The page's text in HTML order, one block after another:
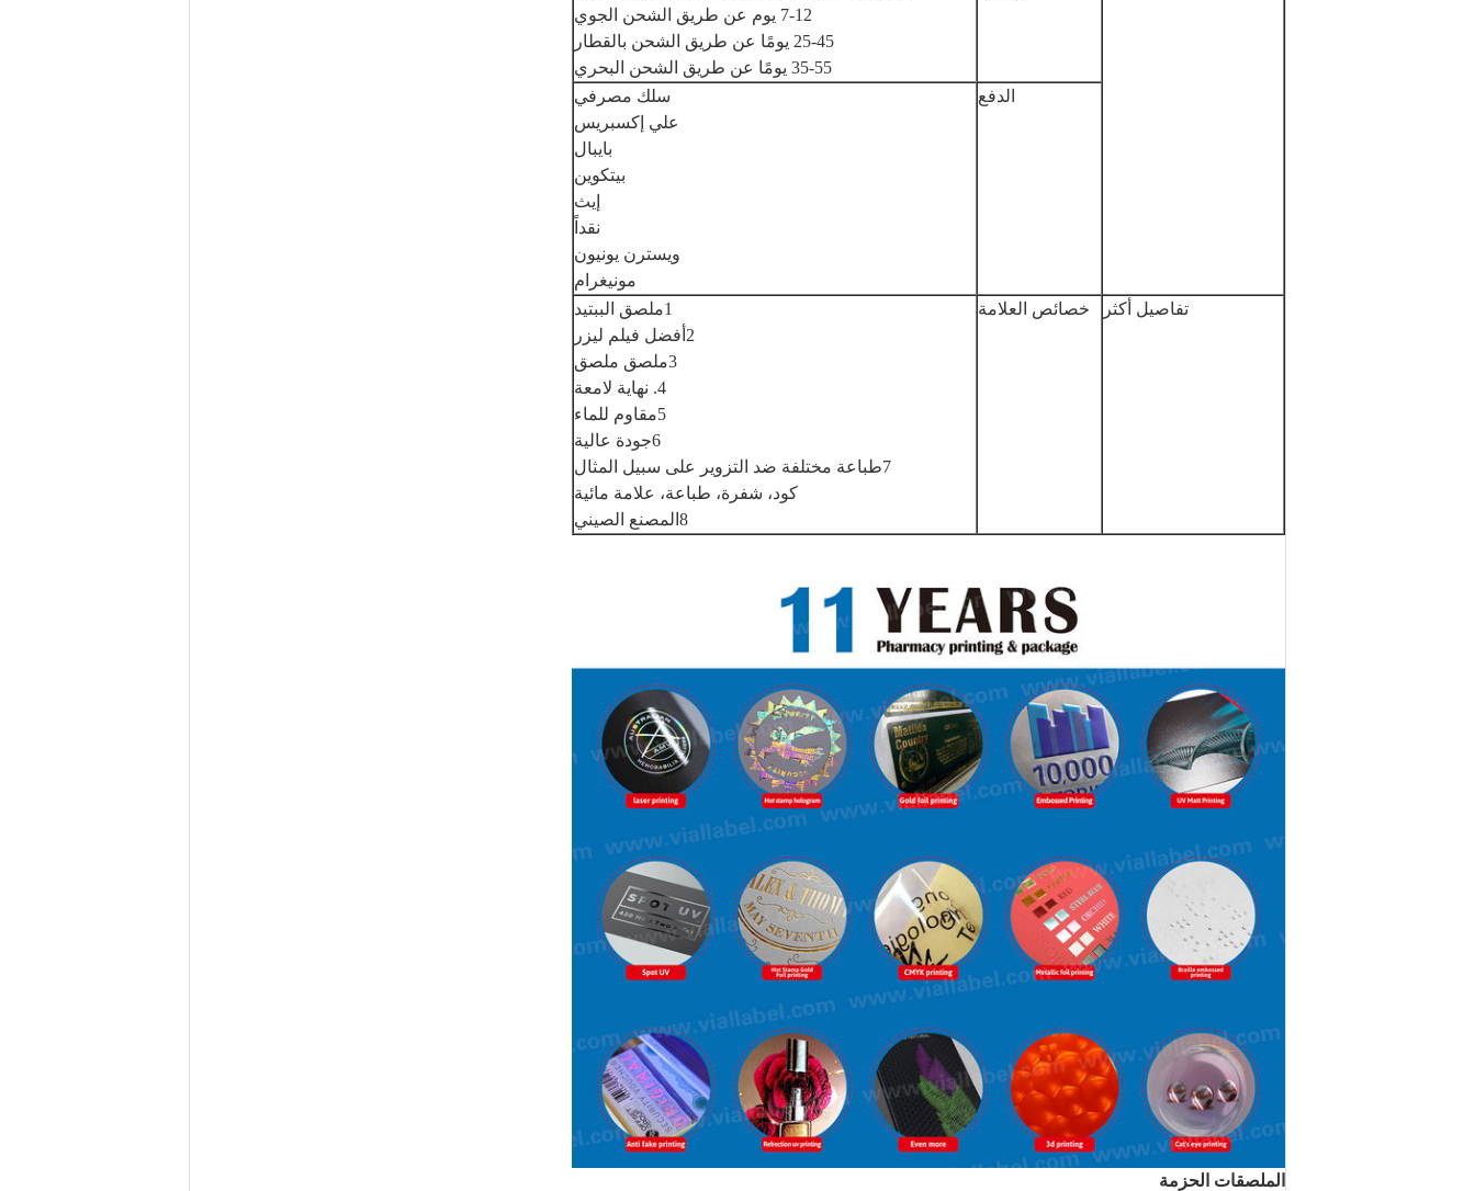
7-12 يوم عن طريق الشحن الجوي
25-45 يومًا عن طريق الشحن بالقطار
35-55 يومًا عن طريق الشحن البحري
الدفع
سلك مصرفي
علي إكسبريس
بايبال
بيتكوين
إيث
نقداً
ويسترن يونيون
مونيغرام
تفاصيل أكثر
خصائص العلامة
1ملصق الببتيد
2أفضل فيلم ليزر
3ملصق ملصق
4. نهاية لامعة
5مقاوم للماء
6جودة عالية
7طباعة مختلفة ضد التزوير على سبيل المثال
كود، شفرة، طباعة، علامة مائية
8المصنع الصيني
الملصقات الحزمة